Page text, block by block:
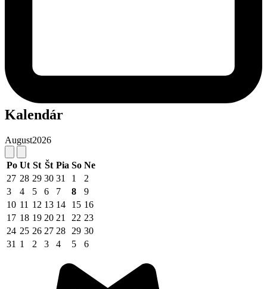
Kalendár
August2026
Po Ut St Št Pia So Ne
27 28 29 30 31 1
2
3
4 5 6 7 8
9
10 11 12 13 14 15 16
17 18 19 20 21 22 23
24 25 26 27 28 29 30
31 1 2 3 4 5 6